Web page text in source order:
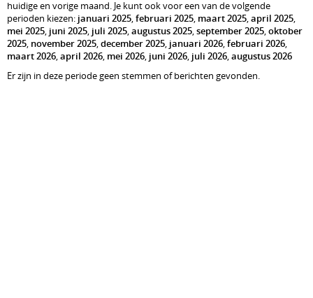
huidige en vorige maand. Je kunt ook voor een van de volgende
perioden kiezen: januari 2025,februari 2025, maart 2025,april 2025,
mei 2025, juni 2025, juli 2025,augustus 2025,september 2025,oktober
2025, november 2025,december 2025, januari 2026,februari 2026,
maart 2026,april 2026, mei 2026, juni 2026, juli 2026,augustus 2026
Er zijn in deze periode geen stemmen of berichten gevonden.